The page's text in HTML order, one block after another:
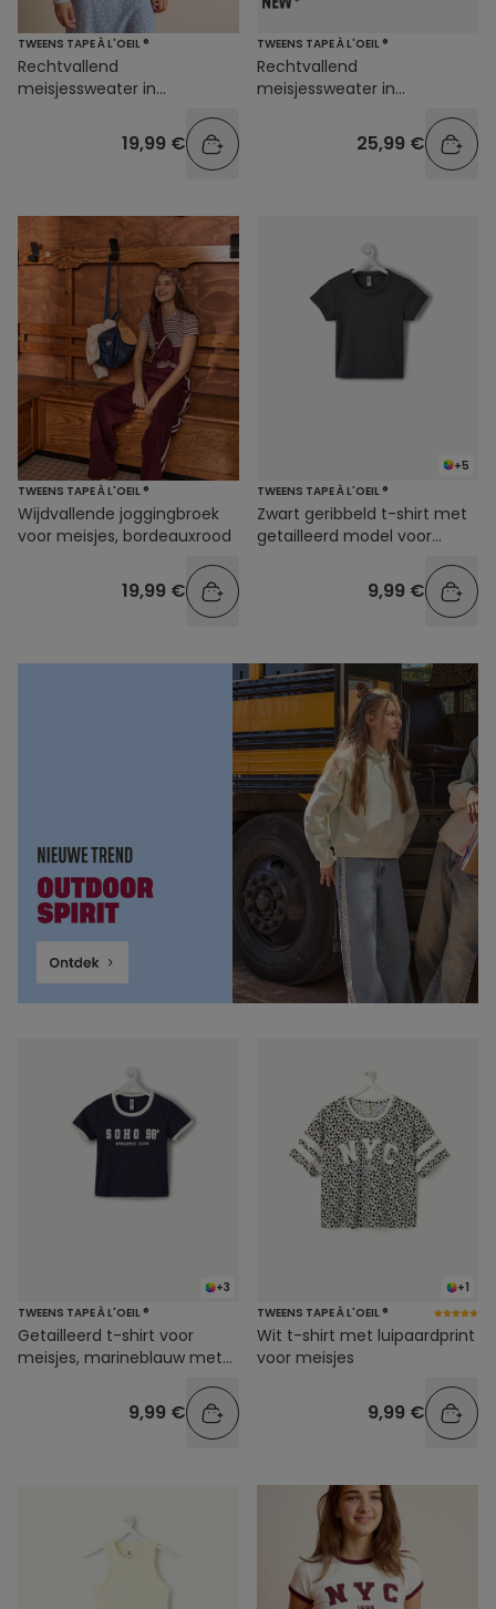
TWEENS TAPE À L'OEIL ®
Rechtvallend
meisjessweater in
19,99 €
TWEENS TAPE À L'OEIL ®
Rechtvallend
meisjessweater in
25,99 €
TWEENS TAPE À L'OEIL ®
Wijdvallende joggingbroek
voor meisjes, bordeauxrood
19,99 €
+5
TWEENS TAPE À L'OEIL ®
Zwart geribbeld t-shirt met
getailleerd model voor
9,99 €
+3
TWEENS TAPE À L'OEIL ®
Getailleerd t-shirt voor
meisjes, marineblauw met
9,99 €
+1
TWEENS TAPE À L'OEIL ®
Wit t-shirt met luipaardprint
voor meisjes
9,99 €